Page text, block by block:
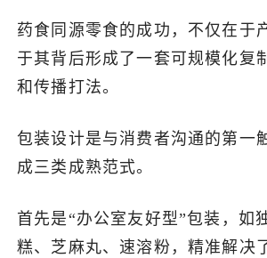
药食同源零食的成功，不仅在于
于其背后形成了一套可规模化复
和传播打法。
包装设计是与消费者沟通的第一
成三类成熟范式。
首先是“办公室友好型”包装，如
糕、芝麻丸、速溶粉，精准解决